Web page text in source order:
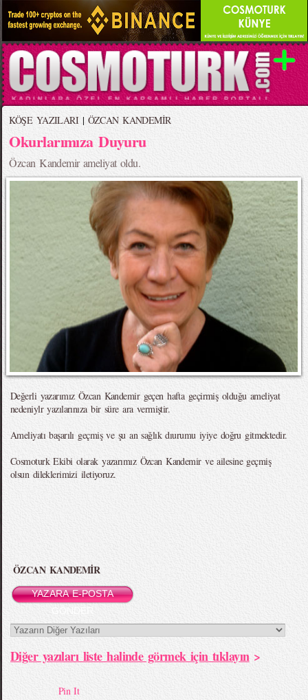
KÖŞE YAZILARI| ÖZCAN KANDEMİR
Okurlarımıza Duyuru
Özcan Kandemir ameliyat oldu.
Değerli yazarımız Özcan Kandemir geçen hafta geçirmiş olduğu ameliyat
nedeniylr yazılarınıza bir süre ara vermiştir.
Ameliyatı başarılı geçmiş ve şu an sağlık dıurumu iyiye doğru gitmektedir.
Cosmoturk Ekibi olarak yazarımız Özcan Kandemir ve ailesine geçmiş
olsun dileklerimizi iletiyoruz.
ÖZCAN KANDEMİR
YAZARA E-POSTA
Diğer yazıları liste halinde görmek için tıklayın>
Pin It